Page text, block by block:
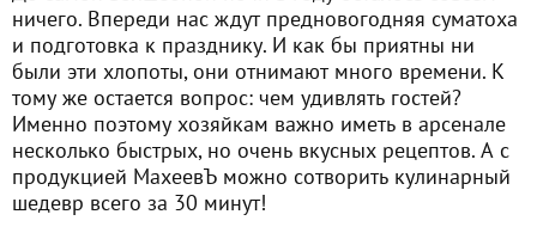
ничего. Впереди нас ждут предновогодняя суматоха
и подготовка к празднику. И как бы приятны ни
были эти хлопоты, они отнимают много времени. К
тому же остается вопрос: чем удивлять гостей?
Именно поэтому хозяйкам важно иметь в арсенале
несколько быстрых, но очень вкусных рецептов. А с
продукцией МахеевЪ можно сотворить кулинарный
шедевр всего за 30 минут!